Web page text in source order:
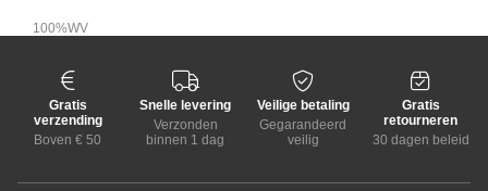
100%WV
Gratis
verzending
Boven € 50
Snelle levering
Verzonden
binnen 1 dag
Veilige betaling
Gegarandeerd
veilig
Gratis
retourneren
30 dagen beleid